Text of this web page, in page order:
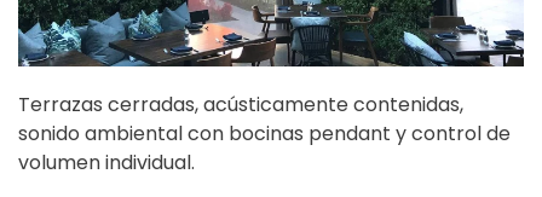
Terrazas cerradas, acústicamente contenidas,
sonido ambiental con bocinas pendant y control de
volumen individual.